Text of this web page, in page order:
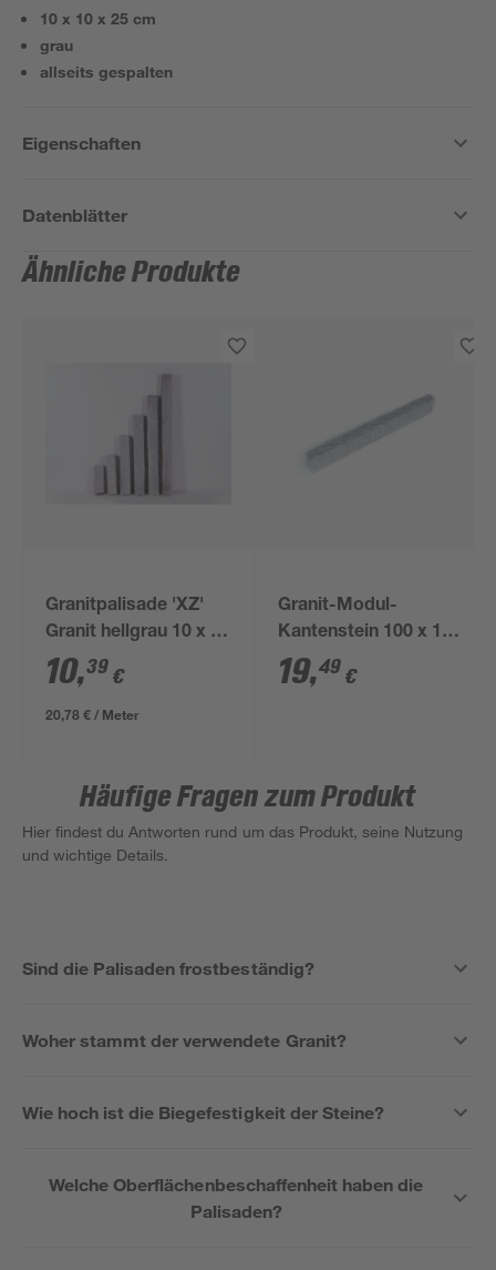
10 x 10 x 25 cm
grau
allseits gespalten
Eigenschaften
Datenblätter
Ähnliche Produkte
Granitpalisade 'XZ'
Granit hellgrau 10 x 10
x 50 cm
10,39 €
20,78 € / Meter
Granit-Modul-
Kantenstein 100 x 15
x 7 cm
19,49 €
Häufige Fragen zum Produkt
Hier findest du Antworten rund um das Produkt, seine Nutzung
und wichtige Details.
Sind die Palisaden frostbeständig?
Woher stammt der verwendete Granit?
Wie hoch ist die Biegefestigkeit der Steine?
Welche Oberflächenbeschaffenheit haben die
Palisaden?